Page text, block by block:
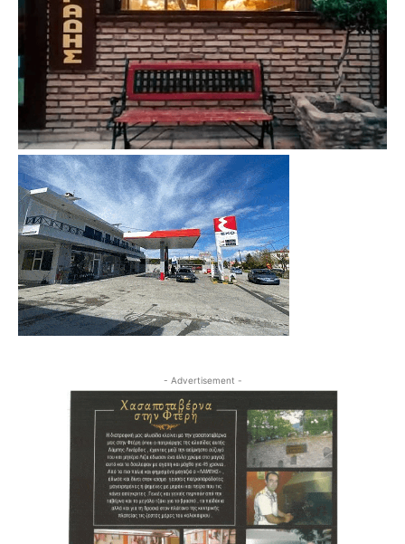
- Advertisement -